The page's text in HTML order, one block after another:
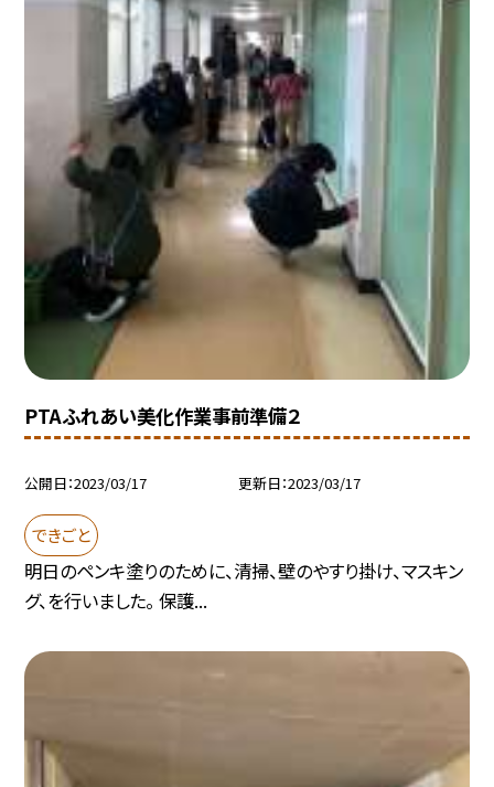
PTAふれあい美化作業事前準備２
公開日 2023/03/17 更新日 2023/03/17
できごと
明日のペンキ塗りのために、清掃、壁のやすり掛け、マスキン
グ、を行いました。 保護...